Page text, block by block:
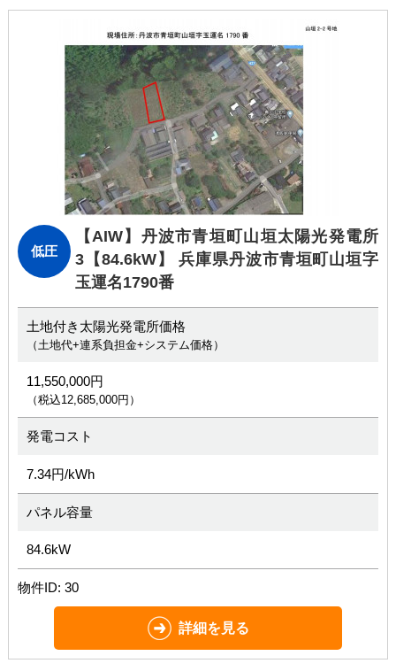
低圧
【AIW】丹波市青垣町山垣太陽光発電所
3【84.6kW】 兵庫県丹波市青垣町山垣字
玉運名1790番
土地付き太陽光発電所価格
（土地代+連系負担金+システム価格）
11,550,000円
（税込12,685,000円）
発電コスト
7.34円/kWh
パネル容量
84.6kW
物件ID: 30
詳細を見る